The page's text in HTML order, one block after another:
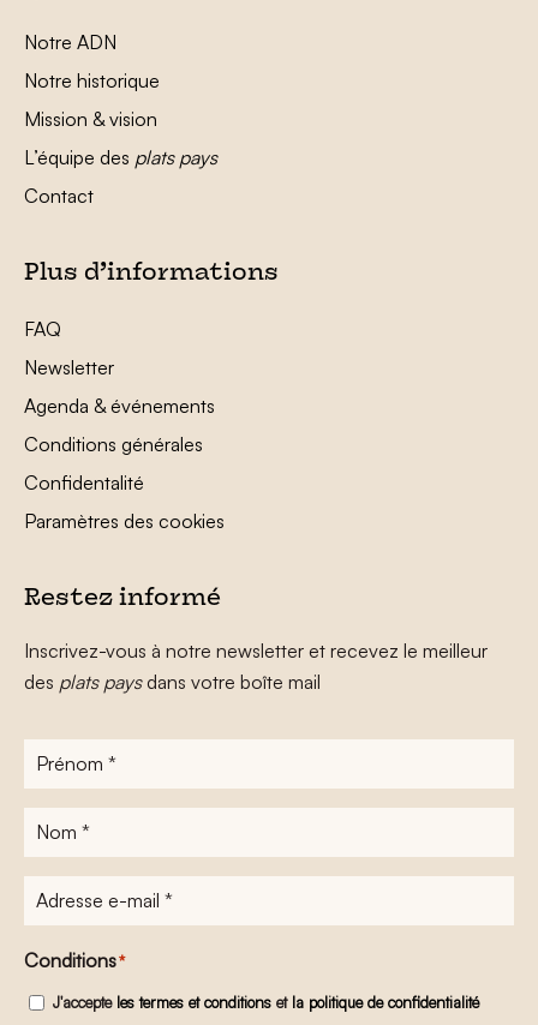
Notre ADN
Notre historique
Mission & vision
L’équipe des plats pays
Contact
Plus d’informations
FAQ
Newsletter
Agenda & événements
Conditions générales
Confidentalité
Paramètres des cookies
Restez informé
Inscrivez-vous à notre newsletter et recevez le meilleur
des plats paysdans votre boîte mail
Prénom
Nom
Adresse
e-
mail*
Conditions*
J'accepte les termes et conditions et la politique de confidentialité